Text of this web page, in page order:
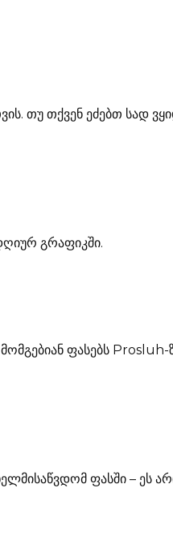
თუ თქვენ ეძებთ სად
გრაფიკში.
ფასებს
ფასში – ეს